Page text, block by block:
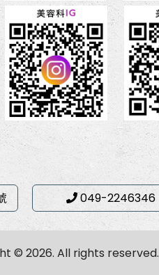
049-2246346
© 2026. All rights reserved.